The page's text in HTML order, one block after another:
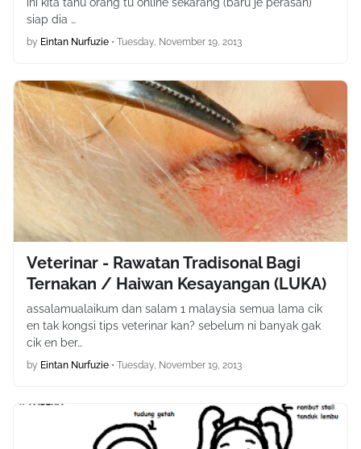
siap dia …
by Eintan Nurfuzie • Tuesday, November 19, 2013
Veterinar - Rawatan Tradisonal Bagi
Ternakan / Haiwan Kesayangan (LUKA)
assalamualaikum dan salam 1 malaysia semua lama cik
en tak kongsi tips veterinar kan? sebelum ni banyak gak
cik en ber…
by Eintan Nurfuzie • Tuesday, November 19, 2013